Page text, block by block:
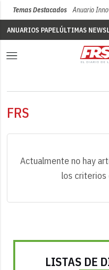
Temas Destacados Anuario
ANUARIOS PAPELÚLTIMAS
FRS
Actualmente no hay
los criterios
LISTAS DE